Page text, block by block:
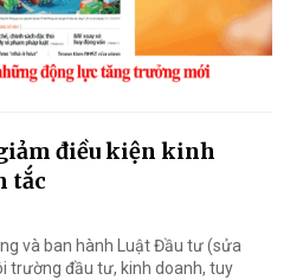
điều kiện kinh
tắc
và ban hành Luật Đầu tư (sửa
trường đầu tư, kinh doanh, tuy